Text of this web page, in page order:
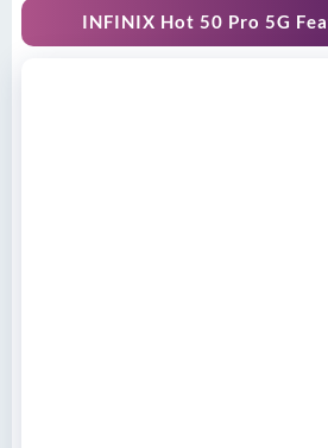
INFINIX Hot 50 Pro 5G